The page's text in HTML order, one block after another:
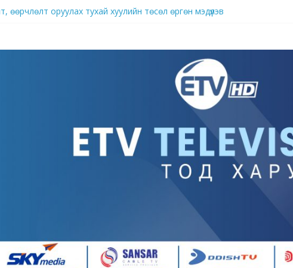
ард иргэдийн аж амьдралыг гацаах хэмжээнд хүрч хэрхэвч болохгүй
импортыг орлох үйлдвэрлэлийг хөгжүүлж байна